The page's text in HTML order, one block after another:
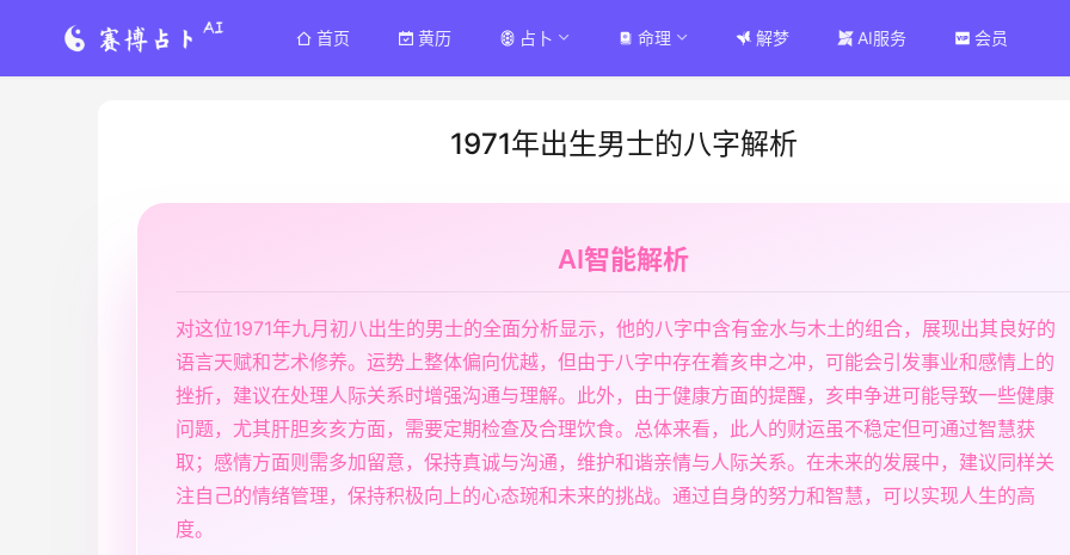
首页 黄历 占卜 命理 解梦 AI服务 会员
1971年出生男士的八字解析
AI智能解析
对这位1971年九月初八出生的男士的全面分析显示，他的八字中含有金水与木土的组合，展现出其良好的
语言天赋和艺术修养。运势上整体偏向优越，但由于八字中存在着亥申之冲，可能会引发事业和感情上的
挫折，建议在处理人际关系时增强沟通与理解。此外，由于健康方面的提醒，亥申争进可能导致一些健康
问题，尤其肝胆亥亥方面，需要定期检查及合理饮食。总体来看，此人的财运虽不稳定但可通过智慧获
取；感情方面则需多加留意，保持真诚与沟通，维护和谐亲情与人际关系。在未来的发展中，建议同样关
注自己的情绪管理，保持积极向上的心态琬和未来的挑战。通过自身的努力和智慧，可以实现人生的高
度。